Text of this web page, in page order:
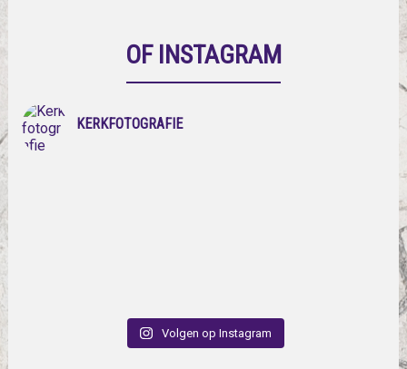
OF INSTAGRAM
KERKFOTOGRAFIE
Volgen op Instagram